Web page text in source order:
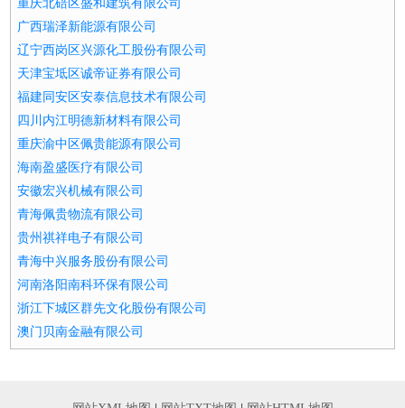
重庆北碚区盛和建筑有限公司
广西瑞泽新能源有限公司
辽宁西岗区兴源化工股份有限公司
天津宝坻区诚帝证券有限公司
福建同安区安泰信息技术有限公司
四川内江明德新材料有限公司
重庆渝中区佩贵能源有限公司
海南盈盛医疗有限公司
安徽宏兴机械有限公司
青海佩贵物流有限公司
贵州祺祥电子有限公司
青海中兴服务股份有限公司
河南洛阳南科环保有限公司
浙江下城区群先文化股份有限公司
澳门贝南金融有限公司